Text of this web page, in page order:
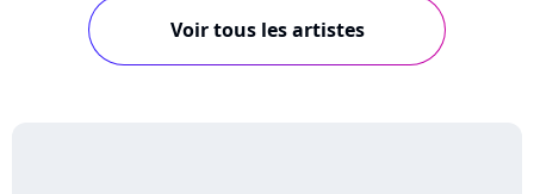
Voir tous les artistes